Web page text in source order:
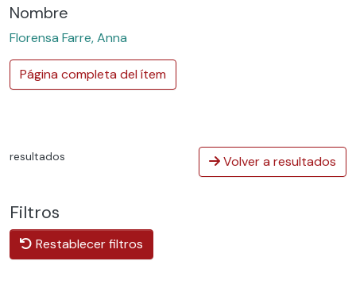
Nombre
Florensa Farre, Anna
Página completa del ítem
resultados Volver a resultados
Filtros
Restablecer filtros